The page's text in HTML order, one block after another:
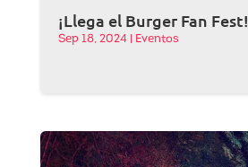
¡Llega el Burger Fan Fest!
Sep 18, 2024 Eventos